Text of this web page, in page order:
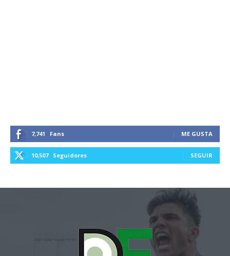
7,741 Fans ME GUSTA
10,507 Seguidores SEGUIR